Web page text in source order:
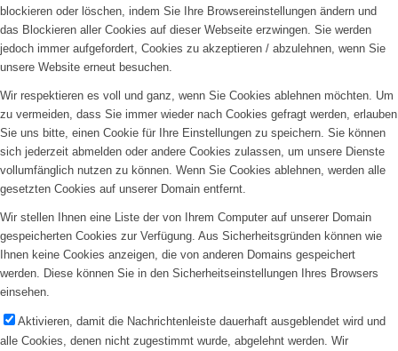
blockieren oder löschen, indem Sie Ihre Browsereinstellungen ändern und
das Blockieren aller Cookies auf dieser Webseite erzwingen. Sie werden
jedoch immer aufgefordert, Cookies zu akzeptieren / abzulehnen, wenn Sie
unsere Website erneut besuchen.
Wir respektieren es voll und ganz, wenn Sie Cookies ablehnen möchten. Um
zu vermeiden, dass Sie immer wieder nach Cookies gefragt werden, erlauben
Sie uns bitte, einen Cookie für Ihre Einstellungen zu speichern. Sie können
sich jederzeit abmelden oder andere Cookies zulassen, um unsere Dienste
vollumfänglich nutzen zu können. Wenn Sie Cookies ablehnen, werden alle
gesetzten Cookies auf unserer Domain entfernt.
Wir stellen Ihnen eine Liste der von Ihrem Computer auf unserer Domain
gespeicherten Cookies zur Verfügung. Aus Sicherheitsgründen können wie
Ihnen keine Cookies anzeigen, die von anderen Domains gespeichert
werden. Diese können Sie in den Sicherheitseinstellungen Ihres Browsers
einsehen.
Aktivieren, damit die Nachrichtenleiste dauerhaft ausgeblendet wird und
alle Cookies, denen nicht zugestimmt wurde, abgelehnt werden. Wir